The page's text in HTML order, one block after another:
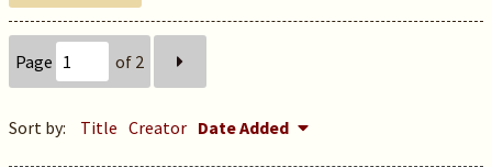
Page of 2
Sort by: Title Creator Date Added